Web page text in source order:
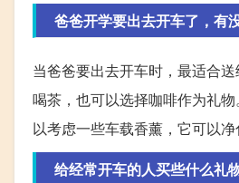
爸爸开学要出去开车了，有
当爸爸要出去开车时，最适合
喝茶，也可以选择咖啡作为礼
以考虑一些车载香薰，它可以
给经常开车的人买些什么礼